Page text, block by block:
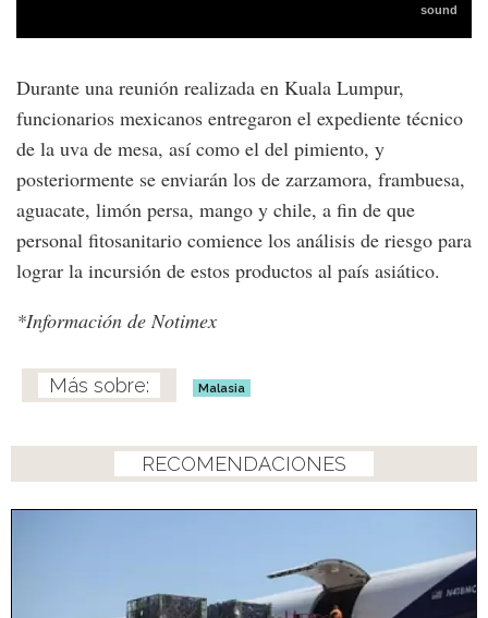
Durante una reunión realizada en Kuala Lumpur,
funcionarios mexicanos entregaron el expediente técnico
de la uva de mesa, así como el del pimiento, y
posteriormente se enviarán los de zarzamora, frambuesa,
aguacate, limón persa, mango y chile, a fin de que
personal fitosanitario comience los análisis de riesgo para
lograr la incursión de estos productos al país asiático.
*Información de Notimex
Malasia
RECOMENDACIONES